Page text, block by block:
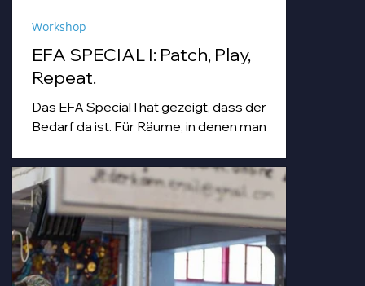
EFA SPECIAL I: Patch, Play,
Repeat.
Das EFA Special I hat gezeigt, dass der
Bedarf da ist. Für Räume, in denen man
Workshop, Begegnung und Musik unter
einem Dach zusammenbringen.
Workshop